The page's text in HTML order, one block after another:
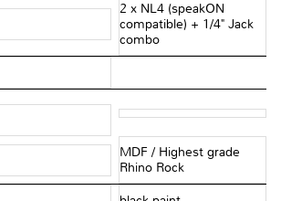
2 x NL4 (speakON
compatible) + 1/4" Jack
combo
MDF / Highest grade
Rhino Rock